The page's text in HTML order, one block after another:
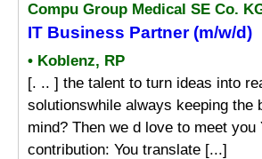
Compu Group Medical SE Co.
IT Business Partner (m/w/d)
• Koblenz, RP
[. .. ] the talent to turn ideas into
solutionswhile always keeping the
mind? Then we d love to meet you
contribution: You translate [...]